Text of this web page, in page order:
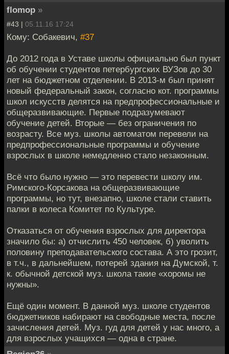
flomop »
#43 | 05.11.16 17:24
Кому: Собакевич, #37
До 2012 года в Уставе школы официально был пункт
об обучении студентов петербургских ВУЗов до 30
лет на бюджетном отделении. В 2013-м был принят
новый федеральный закон, согласно кот. программы
школ искусств делятся на предпрофессиональные и
общеразвивающие. Первые подразумевают
обучение детей. Вторые — без ограничения по
возрасту. Все муз. школы автоматом перевели на
предпрофессиональные программы и обучение
взрослых в школе немедленно стало незаконным.
Всё что было нужно — это перевести школу им.
Римского-Корсакова на общеразвивающие
программы, но тут, внезапно, школе стали ставить
палки в колеса Комитет по Культуре.
Отказаться от обучения взрослых для директора
значило бы: а) отчислить 450 человек, б) уволить
половину преподавательского состава. А это грозит,
в т.ч., в дальнейшем, потерей здания на Думской, т.
к. обычной детской муз. школа такие «хоромы не
нужны».
Ещё один момент. В данной муз. школе студентов
бюджетников набирают на свободные места, после
зачисления детей. Муз. гуд для детей у нас много, а
для взрослых учащихся — одна в стране.